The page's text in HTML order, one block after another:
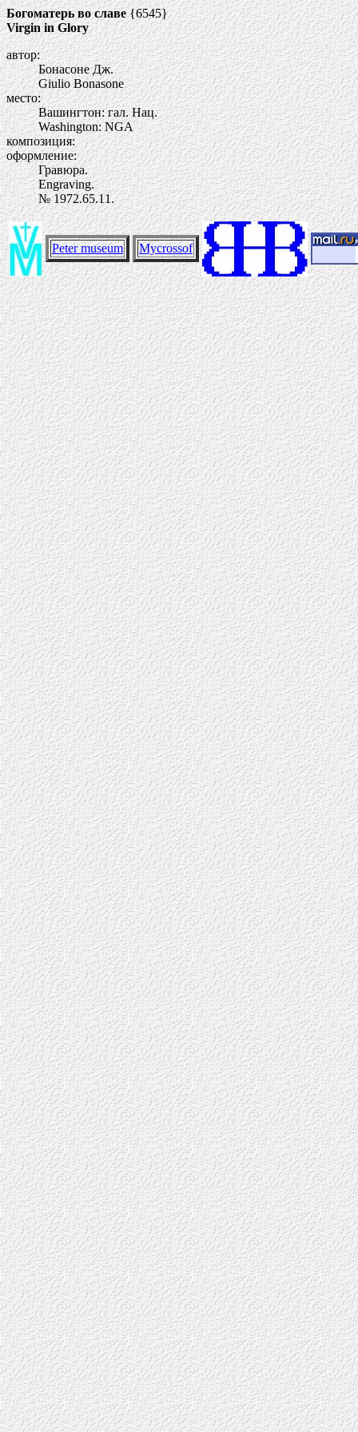
Богоматерь во славе{6545}
Virgin in Glory
автор:
Бонасоне Дж.
Giulio Bonasone
место:
Вашингтон: гал. Нац.
Washington: NGA
композиция:
оформление:
Гравюра.
Engraving.
№ 1972.65.11.
Peter museum Mycrossof